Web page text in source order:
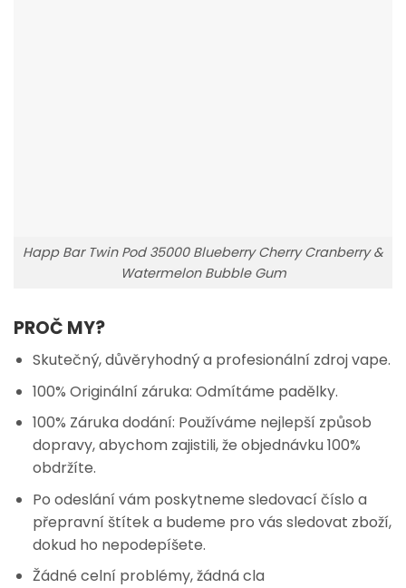
Happ Bar Twin Pod 35000 Blueberry Cherry Cranberry &
Watermelon Bubble Gum
PROČ MY?
Skutečný, důvěryhodný a profesionální zdroj vape.
100% Originální záruka: Odmítáme padělky.
100% Záruka dodání: Používáme nejlepší způsob
dopravy, abychom zajistili, že objednávku 100%
obdržíte.
Po odeslání vám poskytneme sledovací číslo a
přepravní štítek a budeme pro vás sledovat zboží,
dokud ho nepodepíšete.
Žádné celní problémy, žádná cla